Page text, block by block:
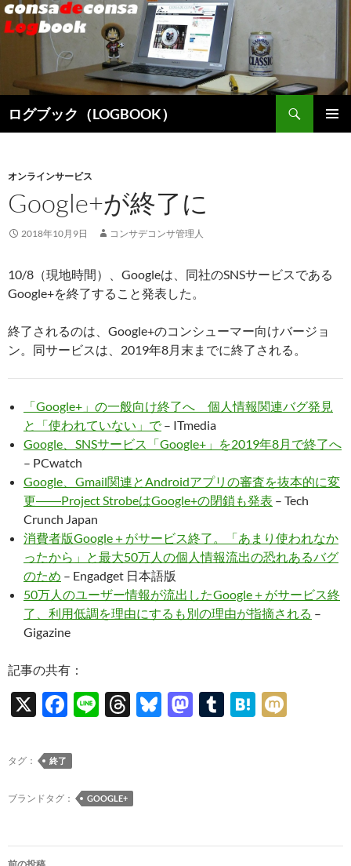
ログブック（LOGBOOK）
索
ン
ツ
へ
キ
プ
オンラインサービス
Google+が終了に
2018年10月9日 コンサデコンサ管理人
10/8（現地時間）、Googleは、同社のSNSサービスである
Google+を終了すること発表した。
終了されるのは、Google+のコンシューマー向けバージョ
ン。同サービスは、2019年8月末までに終了される。
「Google+」の一般向け終了へ 個人情報関連バグ発見
と「使われていない」で– ITmedia
Google、SNSサービス「Google+」を2019年8月で終了へ
– PCwatch
Google、Gmail関連とAndroidアプリの審査を抜本的に変
更――Project StrobeはGoogle+の閉鎖も発表 – Tech
Crunch Japan
消費者版Google＋がサービス終了。「あまり使われなか
ったから」と最大50万人の個人情報流出の恐れあるバグ
のため – Engadget 日本語版
50万人のユーザー情報が流出したGoogle＋がサービス終
了、利用低調を理由にするも別の理由が指摘される –
Gigazine
記事の共有：
X
F
e
b
o
k
Li
T
ds
Bl M T
H
タグ： 終了
ブランドタグ： GOOGLE+
投